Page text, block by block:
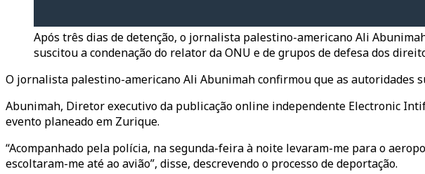
Após três dias de detenção, o jornalista palestino-americano Ali
suscitou a condenação do relator da ONU e de grupos de defesa dos
O jornalista palestino-americano Ali Abunimah confirmou que as autoridades
Abunimah, Diretor executivo da publicação online independente Electronic
evento planeado em Zurique.
“Acompanhado pela polícia, na segunda-feira à noite levaram-me para o
escoltaram-me até ao avião”, disse, descrevendo o processo de deportação.